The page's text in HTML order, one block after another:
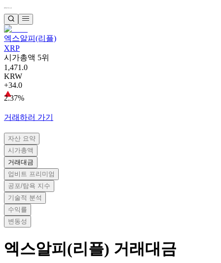
엑스알피(리플)
XRP
시가총액 5위
1,471.0
KRW
+34.0
2.37%
거래하러 가기
자산 요약
시가총액
거래대금
업비트 프리미엄
공포/탐욕 지수
기술적 분석
수익률
변동성
엑스알피(리플) 거래대금